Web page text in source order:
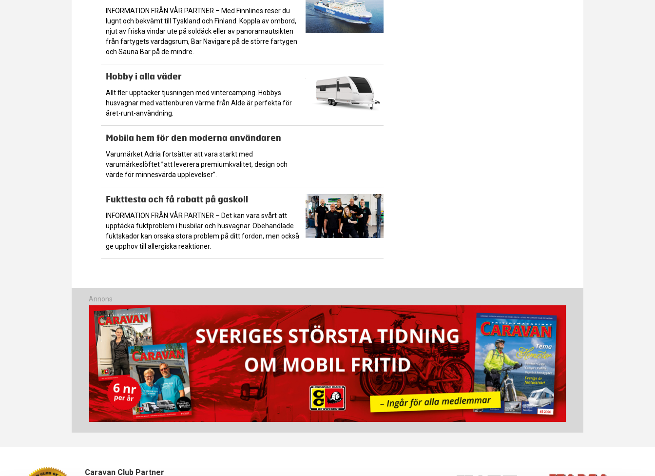
INFORMATION FRÅN VÅR PARTNER – Med Finnlines reser du
lugnt och bekvämt till Tyskland och Finland. Koppla av ombord,
njut av friska vindar ute på soldäck eller av panoramautsikten
från fartygets vardagsrum, Bar Navigare på de större fartygen
och Sauna Bar på de mindre.
Hobby i alla väder
Allt fler upptäcker tjusningen med vintercamping. Hobbys
husvagnar med vattenburen värme från Alde är perfekta för
året-runt-användning.
Mobila hem för den moderna användaren
Varumärket Adria fortsätter att vara starkt med
varumärkeslöftet ”att leverera premiumkvalitet, design och
värde för minnesvärda upplevelser”.
Fukttesta och få rabatt på gaskoll
INFORMATION FRÅN VÅR PARTNER – Det kan vara svårt att
upptäcka fuktproblem i husbilar och husvagnar. Obehandlade
fuktskador kan orsaka stora problem på ditt fordon, men också
ge upphov till allergiska reaktioner.
Annons
Caravan Club Partner